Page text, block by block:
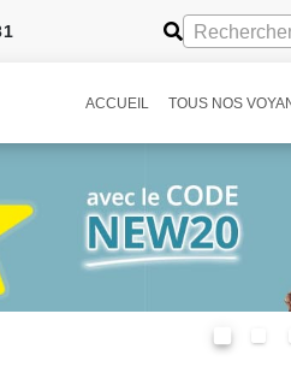
ACCUEIL TOUS NOS